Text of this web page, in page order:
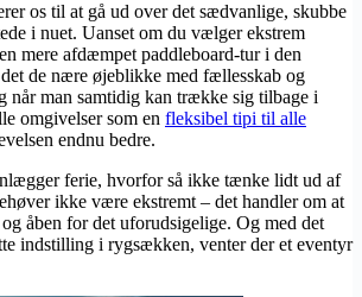
os til at gå ud over det sædvanlige, skubbe
i nuet. Uanset om du vælger ekstrem
mere afdæmpet paddleboard-tur i den
de nære øjeblikke med fællesskab og
man samtidig kan trække sig tilbage i
omgivelser som en fleksibel tipi til alle
endnu bedre.
ferie, hvorfor så ikke tænke lidt ud af
ikke være ekstremt – det handler om at
åben for det uforudsigelige. Og med det
indstilling i rygsækken, venter der et eventyr